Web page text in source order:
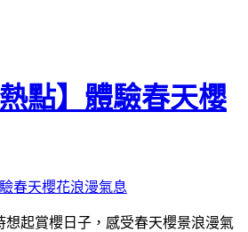
熱點】體驗春天櫻
想起賞櫻日子，感受春天櫻景浪漫氣